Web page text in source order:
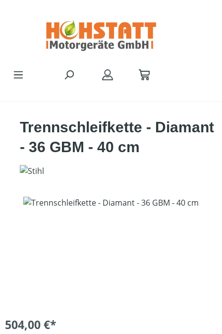
Trennschleifkette - Diamant
- 36 GBM - 40 cm
Bildergalerie überspringen
504,00 €*